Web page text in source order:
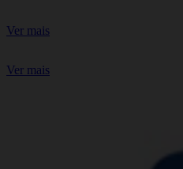
Ver mais
Ver mais